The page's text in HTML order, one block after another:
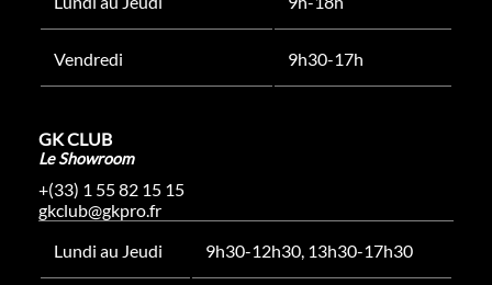
Vendredi 9h30-17h
GK CLUB
Le Showroom
+(33) 1 55 82 15 15
gkclub@gkpro.fr
Lundi au Jeudi
9h30-12h30, 13h30-17h30